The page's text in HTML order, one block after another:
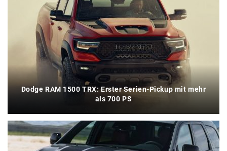
Dodge RAM 1500 TRX: Erster Serien-Pickup mit mehr
als 700 PS